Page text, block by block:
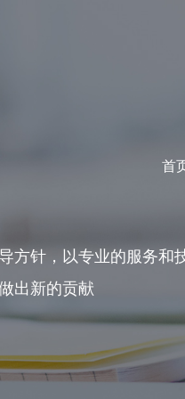
首
方针，以专业的服务和
出新的贡献